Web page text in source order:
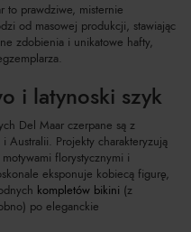
to prawdziwe, misternie
od masowej produkcji, stawiając
zdobienia i unikatowe hafty,
i latynoski szyk
Del Maar czerpane są z
Australii. Projekty charakteryzują
florystycznymi i
eksponuje kobiecą figurę,
kompletów bikini (z
po eleganckie